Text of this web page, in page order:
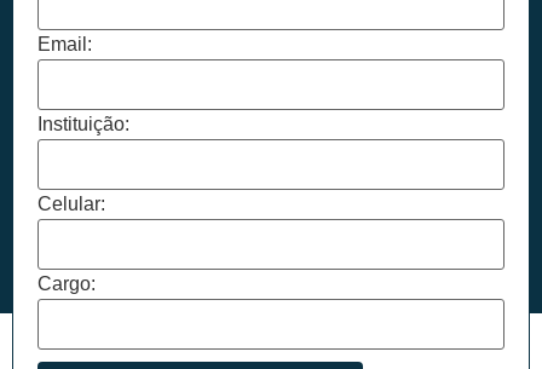
Email:
Instituição:
Celular:
Cargo: